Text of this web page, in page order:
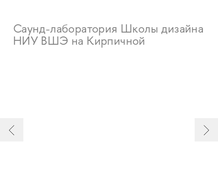
Саунд-лаборатория Школы дизайна
НИУ ВШЭ на Кирпичной